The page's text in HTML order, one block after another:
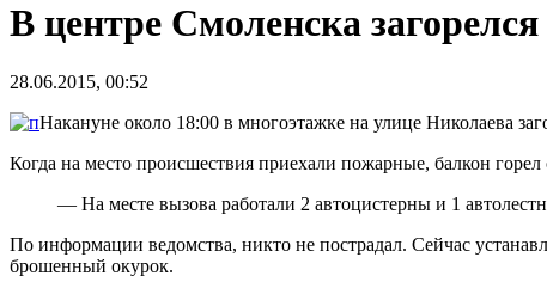
В центре Смоленска
28.06.2015, 00:52
Накануне около 18:00 в многоэтажке на улице Николаева
Когда на место происшествия приехали пожарные, балкон
— На месте вызова работали 2 автоцистерны и 1
По информации ведомства, никто не пострадал. Сейчас
брошенный окурок.